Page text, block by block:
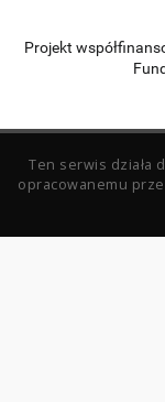
Projekt
Ten serwis działa
opracowanemu